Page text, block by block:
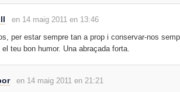
en 14 maig 2011 en 13:46
per estar sempre tan a prop i conservar-nos
teu bon humor. Una abraçada forta.
en 14 maig 2011 en 21:21